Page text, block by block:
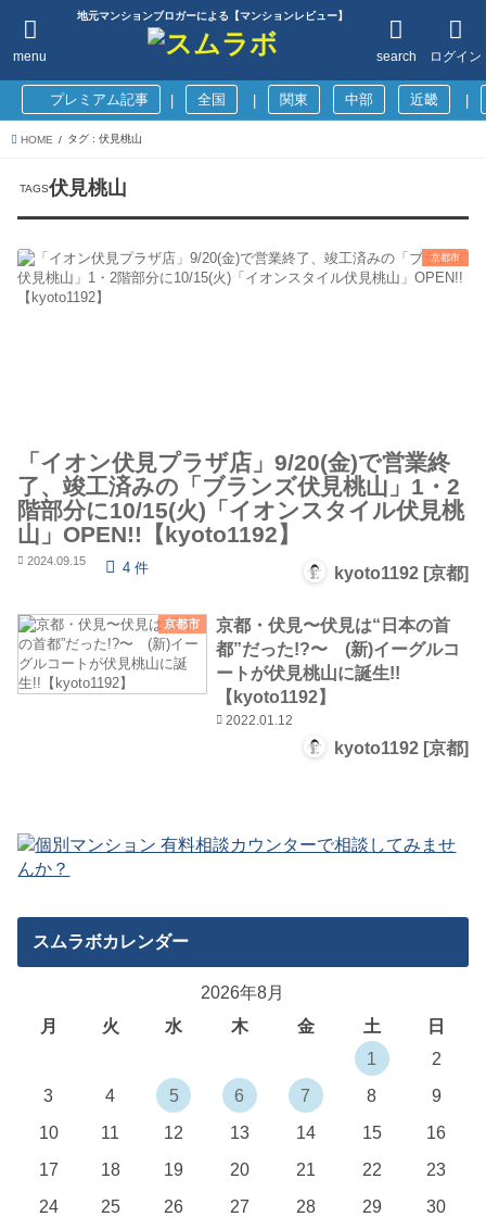
地元マンションブロガーによる【マンションレビュー】
ログイン
search
menu
プレミアム記事 全国 関東 中部 近畿
HOME タグ : 伏見桃山
伏見桃山
京都市
「イオン伏見プラザ店」9/20(金)で営業終
了、竣工済みの「ブランズ伏見桃山」1・2
階部分に10/15(火)「イオンスタイル伏見桃
山」OPEN!!【kyoto1192】
2024.09.15 4 件 kyoto1192 [京都]
京都市
京都・伏見〜伏見は“日本の首
都”だった!?〜 (新)イーグルコ
ートが伏見桃山に誕生!!
【kyoto1192】
2022.01.12
kyoto1192 [京都]
スムラボカレンダー
2026年8月
月
火 水 木 金 土
日
1
2
3
4 5 6 7 8
9
10
11 12 13 14 15
16
17
18 19 20 21 22
23
24
25 26 27 28 29
30